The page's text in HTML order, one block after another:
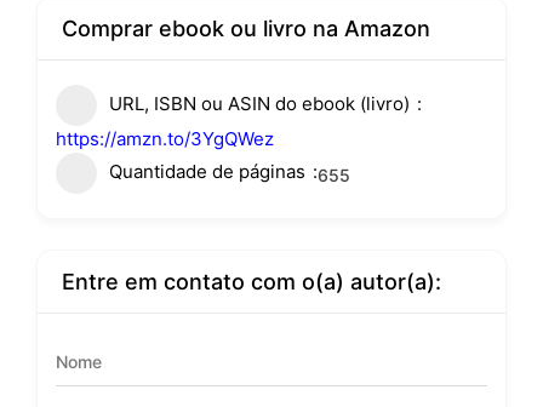
Comprar ebook ou livro na Amazon
URL, ISBN ou ASIN do ebook (livro)
https://amzn.to/3YgQWez
Quantidade de páginas
655
Entre em contato com o(a) autor(a):